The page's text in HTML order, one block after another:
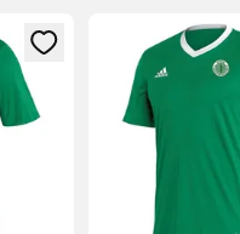
logge ind eller tilmelde
Åbner en